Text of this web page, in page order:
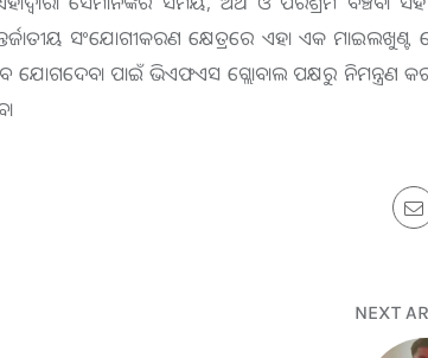
ସଂଯୋଗୀକରଣ କ୍ଷେତ୍ରରେ ଏହା ଏକ ମାଇଲଖୁଣ୍ଟ
ଯୋଗଦେବା ପାଇଁ ଭିଏଫଏସ ଗ୍ଲୋବାଲ ପକ୍ଷରୁ ନିମନ୍ତ୍ରଣ
NEXT